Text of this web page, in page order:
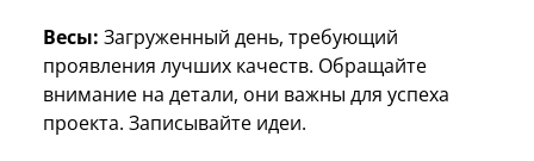
Весы: Загруженный день, требующий
проявления лучших качеств. Обращайте
внимание на детали, они важны для успеха
проекта. Записывайте идеи.